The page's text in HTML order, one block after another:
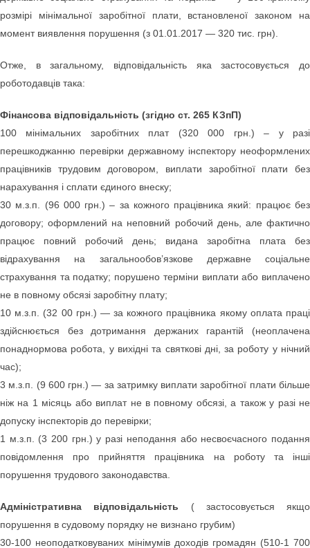
розмірі мінімальної заробітної плати, встановленої законом на
момент виявлення порушення (з 01.01.2017 — 320 тис. грн).
Отже, в загальному, відповідальність яка застосовується до
роботодавців така:
Фінансова відповідальність (згідно ст. 265 КЗпП)
100 мінімальних заробітних плат (320 000 грн.) – у разі
перешкоджанню перевірки державному інспектору неоформлених
працівників трудовим договором, виплати заробітної плати без
нарахування і сплати єдиного внеску;
30 м.з.п. (96 000 грн.) – за кожного працівника який: працює без
договору; оформлений на неповний робочий день, але фактично
працює повний робочий день; видана заробітна плата без
відрахування на загальнообов’язкове державне соціальне
страхування та податку; порушено терміни виплати або виплачено
не в повному обсязі заробітну плату;
10 м.з.п. (32 00 грн.) — за кожного працівника якому оплата праці
здійснюється без дотримання держаних гарантій (неоплачена
понаднормова робота, у вихідні та святкові дні, за роботу у нічний
час);
3 м.з.п. (9 600 грн.) — за затримку виплати заробітної плати більше
ніж на 1 місяць або виплат не в повному обсязі, а також у разі не
допуску інспекторів до перевірки;
1 м.з.п. (3 200 грн.) у разі неподання або несвоєчасного подання
повідомлення про прийняття працівника на роботу та інші
порушення трудового законодавства.
Адміністративна відповідальність ( застосовується якщо
порушення в судовому порядку не визнано грубим)
30-100 неоподатковуваних мінімумів доходів громадян (510-1 700